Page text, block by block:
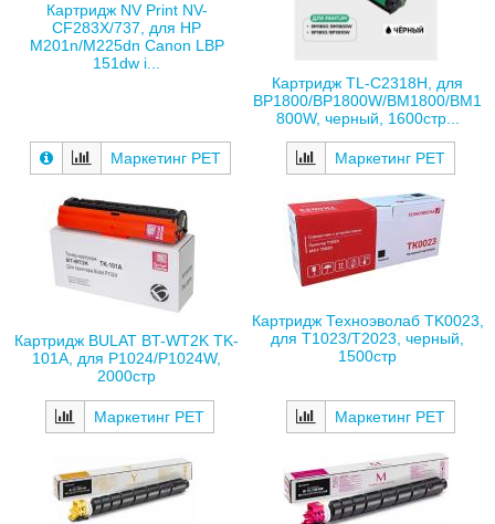
Картридж NV Print NV-
CF283X/737, для HP
M201n/M225dn Canon LBP
151dw i...
Маркетинг РЕТ
Картридж TL-C2318H, для
BP1800/BP1800W/BM1800/BM1
800W, черный, 1600стр...
Маркетинг РЕТ
Картридж BULAT BT-WT2K TK-
101A, для P1024/P1024W,
2000стр
Маркетинг РЕТ
Картридж Техноэволаб TK0023,
для T1023/T2023, черный,
1500стр
Маркетинг РЕТ